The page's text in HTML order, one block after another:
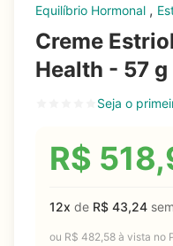
Equilíbrio Hormonal ,
Creme
Health - 57 g
Seja o
R$
12x de R$ 43,24
ou R$ 482,58 à vista no